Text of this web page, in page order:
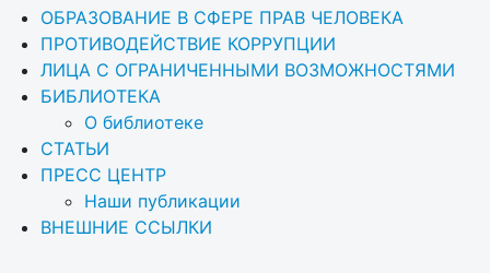
ОБРАЗОВАНИЕ В СФЕРЕ ПРАВ ЧЕЛОВЕКА
ПРОТИВОДЕЙСТВИЕ КОРРУПЦИИ
ЛИЦА С ОГРАНИЧЕННЫМИ ВОЗМОЖНОСТЯМИ
БИБЛИОТЕКА
О библиотеке
СТАТЬИ
ПРЕСС ЦЕНТР
Наши публикации
ВНЕШНИЕ ССЫЛКИ